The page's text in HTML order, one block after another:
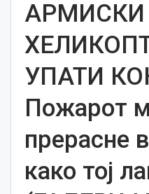
АРМИСКИ
УПАТИ
Пожарот
прерасне
како тој